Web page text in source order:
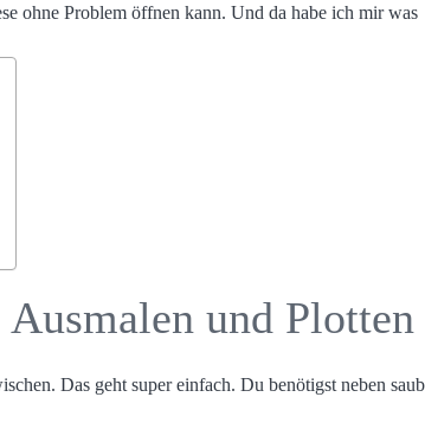
ohne Problem öffnen kann. Und da habe ich mir was
und Plotten
Das geht super einfach. Du benötigst neben